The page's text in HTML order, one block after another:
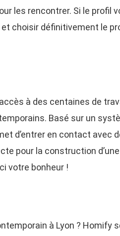
les rencontrer. Si le profil
choisir définitivement le
à des centaines de
Basé sur un
d’entrer en contact avec
pour la construction
votre bonheur !
à Lyon ? Homify